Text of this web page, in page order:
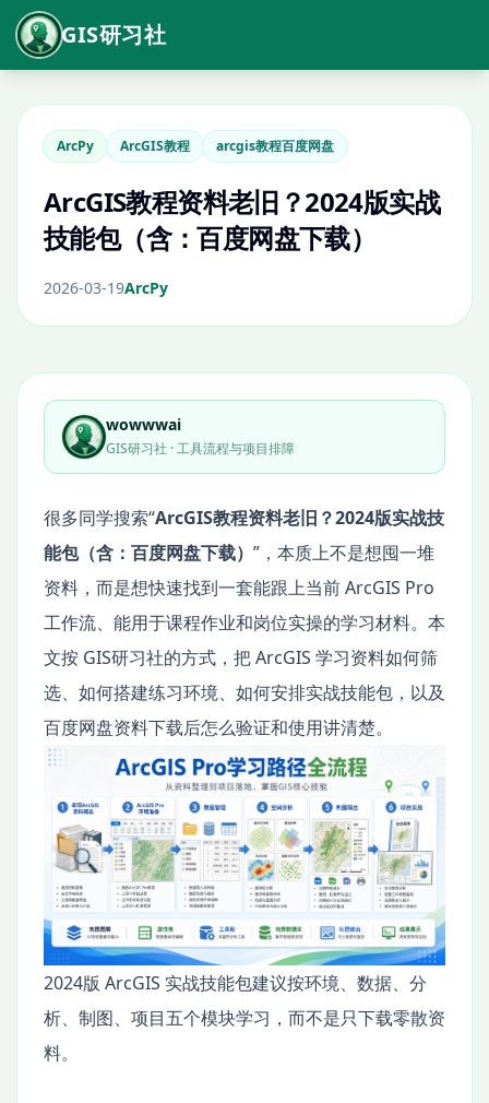
GIS研习社
ArcPy ArcGIS教程 arcgis教程百度网盘
ArcGIS教程资料老旧？2024版实战
技能包（含：百度网盘下载）
2026-03-19ArcPy
wowwwai
GIS研习社 · 工具流程与项目排障
很多同学搜索“ArcGIS教程资料老旧？2024版实战技
能包（含：百度网盘下载） ”，本质上不是想囤一堆
资料，而是想快速找到一套能跟上当前 ArcGIS Pro
工作流、能用于课程作业和岗位实操的学习材料。本
文按 GIS研习社的方式，把 ArcGIS 学习资料如何筛
选、如何搭建练习环境、如何安排实战技能包，以及
百度网盘资料下载后怎么验证和使用讲清楚。
2024版 ArcGIS 实战技能包建议按环境、数据、分
析、制图、项目五个模块学习，而不是只下载零散资
料。